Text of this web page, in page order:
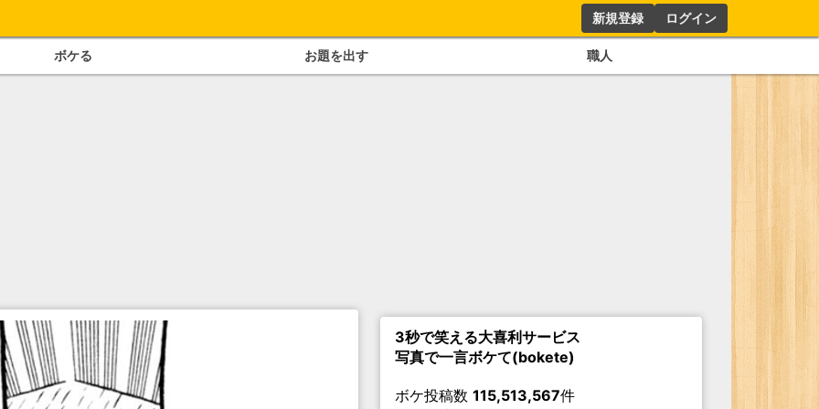
新規登録 ログイン
ボケる お題を出す 職人
3秒で笑える大喜利サービス
写真で一言ボケて(bokete)
ボケ投稿数 115,513,567件